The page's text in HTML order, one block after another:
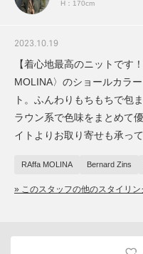
H：170cm
2023.10.19
【着心地最高のニットです
MOLINA〉のショールカラ
ト。ふんわりもちもちで包
ラウン系で色味をまとめて
イトよりお取り寄せも承って
RAffa MOLINA Bernard Zins
» このスタッフの他のスタイリン